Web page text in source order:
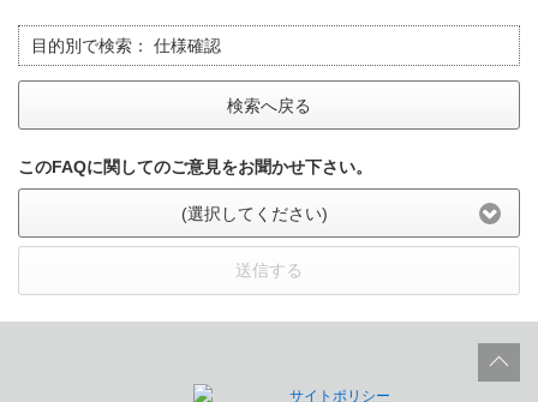
目的別で検索： 仕様確認
検索へ戻る
このFAQに関してのご意見をお聞かせ下さい。
(選択してください)
送信する
サイトポリシー